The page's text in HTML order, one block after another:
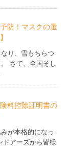
防！マスクの選
り、雪もちらつ
さて、全国そし
料控除証明書の
が本格的になっ
ドアーズから皆様